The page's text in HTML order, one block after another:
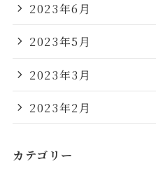
2023年6月
2023年5月
2023年3月
2023年2月
カテゴリー